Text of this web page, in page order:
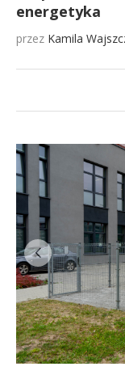
energetyka
przez Kamila